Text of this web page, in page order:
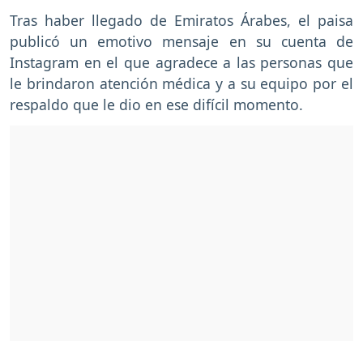
Tras haber llegado de Emiratos Árabes, el paisa
publicó un emotivo mensaje en su cuenta de
Instagram en el que agradece a las personas que
le brindaron atención médica y a su equipo por el
respaldo que le dio en ese difícil momento.